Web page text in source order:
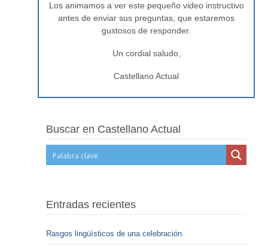
Los animamos a ver este pequeño video instructivo
antes de enviar sus preguntas, que estaremos
gustosos de responder.
Un cordial saludo,
Castellano Actual
Buscar en Castellano Actual
Entradas recientes
Rasgos lingüísticos de una celebración